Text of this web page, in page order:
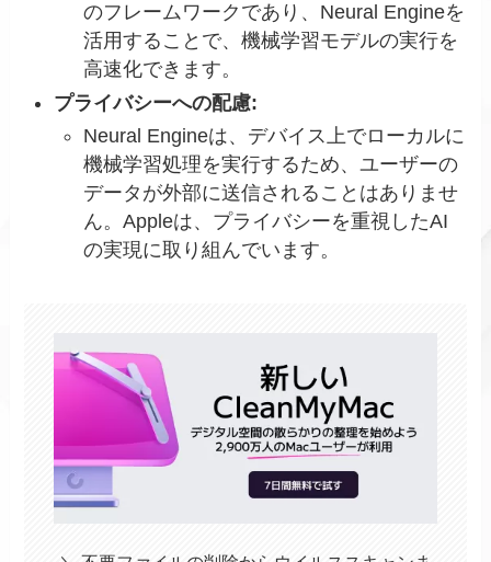
のフレームワークであり、Neural Engineを
活用することで、機械学習モデルの実行を
高速化できます。
プライバシーへの配慮:
Neural Engineは、デバイス上でローカルに
機械学習処理を実行するため、ユーザーの
データが外部に送信されることはありませ
ん。Appleは、プライバシーを重視したAI
の実現に取り組んでいます。